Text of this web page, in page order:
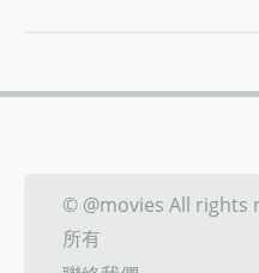
© @movies All rights
所有